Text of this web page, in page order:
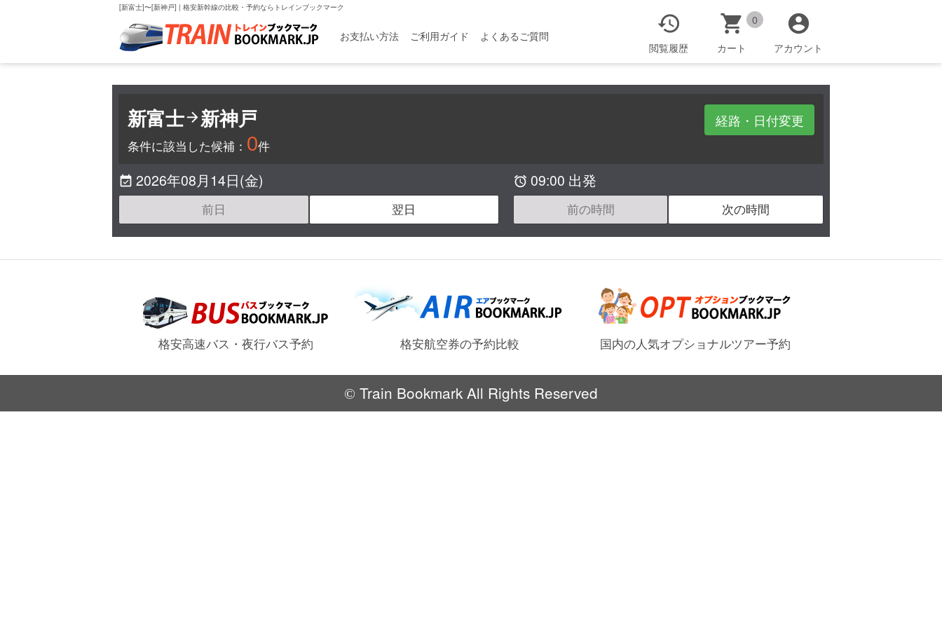
[新富士]〜[新神戸] | 格安新幹線の比較・予約ならトレインブックマーク
お支払い方法 ご利用ガイド よくあるご質問 
閲覧履歴
0

カート

アカウント
経路・日付変更
新富士新神戸
条件に該当した候補： 0件
 2026年08月14日(金)
前日 翌日
 09:00 出発
前の時間 次の時間
格安高速バス・夜行バス予約 格安航空券の予約比較 国内の人気オプショナルツアー予約
© Train Bookmark All Rights Reserved